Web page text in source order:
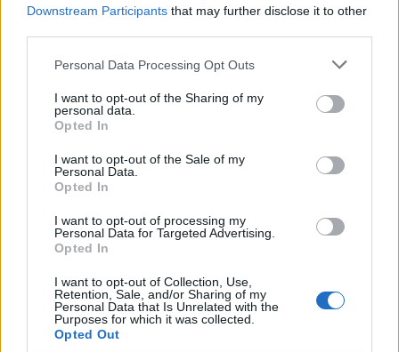
Downstream Participants that may further disclose it to other
Personal Data Processing Opt Outs
I want to opt-out of the Sharing of my
personal data.
Opted In
I want to opt-out of the Sale of my
Personal Data.
Opted In
I want to opt-out of processing my
Personal Data for Targeted Advertising.
Opted In
I want to opt-out of Collection, Use,
Retention, Sale, and/or Sharing of my
Personal Data that Is Unrelated with the
Purposes for which it was collected.
Opted Out
Doce de leite
Essas também são respostas válidas para uma entrada
mais rápida.
abacaxis
arequipe
Mais respostas de quebra-cabeças:
Cruzadinha Mini